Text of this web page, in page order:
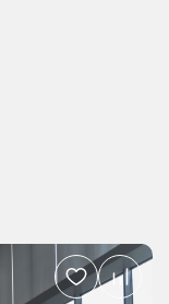
Добавить